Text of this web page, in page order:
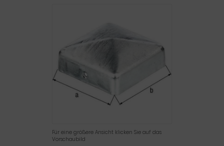
Für eine größere Ansicht klicken Sie auf das
Vorschaubild